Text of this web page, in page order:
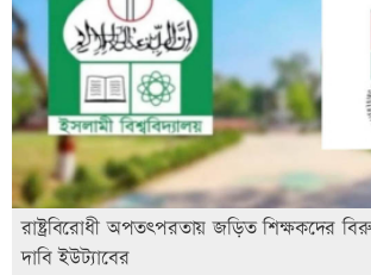
রাষ্ট্রবিরোধী অপতৎপরতায় জড়িত শিক্ষকদের
দাবি ইউট্যাবের